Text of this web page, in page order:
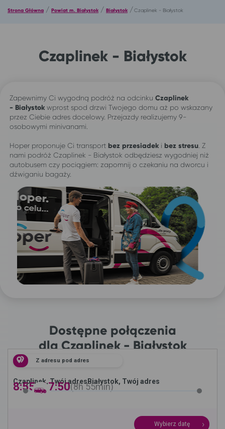
Strona Główna / Powiat m. Białystok / Białystok /Czaplinek - Białystok
Czaplinek - Białystok
Zapewnimy Ci wygodną podróż na odcinku Czaplinek
- Białystok wprost spod drzwi Twojego domu aż po wskazany
przez Ciebie adres docelowy. Przejazdy realizujemy 9-
osobowymi minivanami.
Hoper proponuje Ci transport bez przesiadek i bez stresu . Z
nami podróż Czaplinek - Białystok odbędziesz wygodniej niż
autobusem czy pociągiem: zapomnij o czekaniu na dworcu i
dźwiganiu bagaży.
Dostępne połączenia
dla Czaplinek - Białystok
Z adresu pod adres
Czaplinek, Twój adres Białystok, Twój adres
8:55 -17:50 8h55min
Wybierz datę